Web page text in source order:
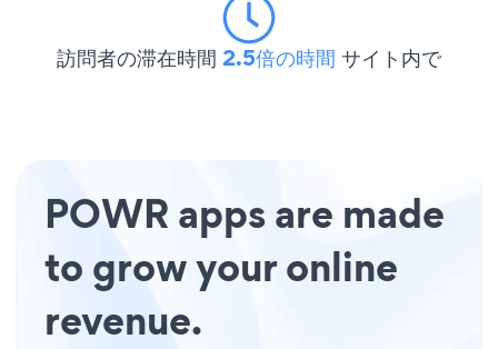
訪問者の滞在時間 2.5倍の時間 サイト内で
POWR apps are made
to grow your online
revenue.